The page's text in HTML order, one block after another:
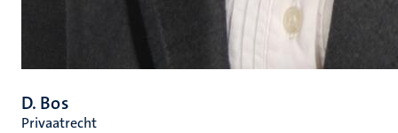
D. Bos
Privaatrecht